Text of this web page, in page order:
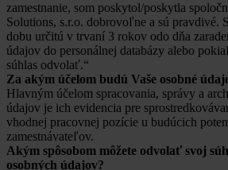
zamestnanie, som poskytol/poskytla
Solutions, s.r.o. dobrovoľne a sú pravdivé.
dobu určitú v trvaní 3 rokov odo dňa
údajov do personálnej databázy alebo
súhlas odvolať.“
Za akým účelom budú Vaše osobné
Hlavným účelom spracovania, správy a
údajov je ich evidencia pre
vhodnej pracovnej pozície u budúcich
zamestnávateľov.
Akým spôsobom môžete odvolať svoj
osobných údajov?